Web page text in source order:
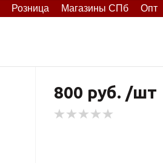
Розница Магазины СПб Опт
800 руб. /шт